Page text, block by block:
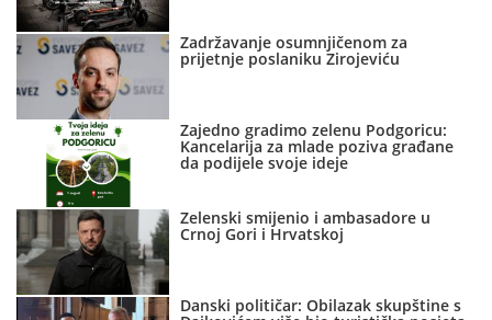
Zadržavanje osumnjičenom za
prijetnje poslaniku Zirojeviću
Zajedno gradimo zelenu Podgoricu:
Kancelarija za mlade poziva građane
da podijele svoje ideje
Zelenski smijenio i ambasadore u
Crnoj Gori i Hrvatskoj
Danski političar: Obilazak skupštine s